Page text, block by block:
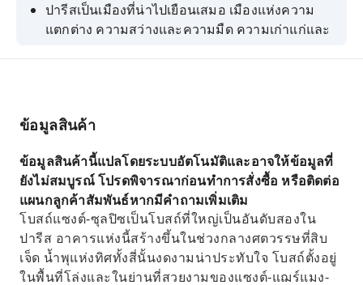
ปารีสเป็นเมืองที่น่าไปเยือนเสมอ เมืองแห่งความ
แตกต่าง ความสว่างและความมืด ความเก่าแก่และ
มาเดินเที่ยวชมปารีสเพื่อค้นพบเมืองที่สวยงามแห่งนี้
กันเถอะ
ข้อมูลสินค้า
ข้อมูลสินค้านี้แปลโดยระบบอัตโนมัติและอาจให้ข้อมูลที่
ยังไม่สมบูรณ์ โปรดพิจารณาก่อนทำการสั่งซื้อ หรือติดต่อ
แผนกลูกค้าสัมพันธ์หากมีคำถามเพิ่มเติม
โบสถ์แซงต์-ซุลปิซเป็นโบสถ์ที่ใหญ่เป็นอันดับสองใน
ปารีส อาคารแห่งนี้สร้างขึ้นในช่วงกลางศตวรรษที่สิบ
เจ็ด น้ำพุแห่งทิศทั้งสี่นั้นงดงามน่าประทับใจ โบสถ์ตั้งอยู่
ในพื้นที่โล่งและในย่านที่สวยงามของแซงต์-แฌร์แมง-